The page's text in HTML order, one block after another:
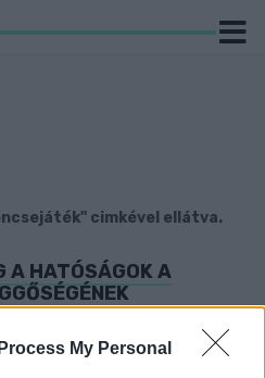
My Personal
cimkével ellátva.
A HATÓSÁGOK A
a hatóságok a